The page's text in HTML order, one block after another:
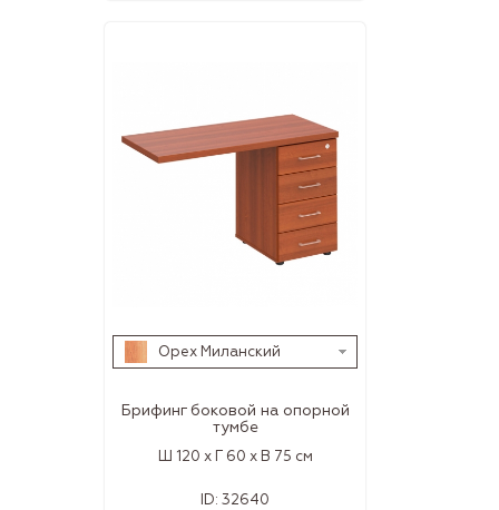
Орех Миланский
Брифинг боковой на опорной
тумбе
Ш 120 x Г 60 x В 75 см
ID: 32640